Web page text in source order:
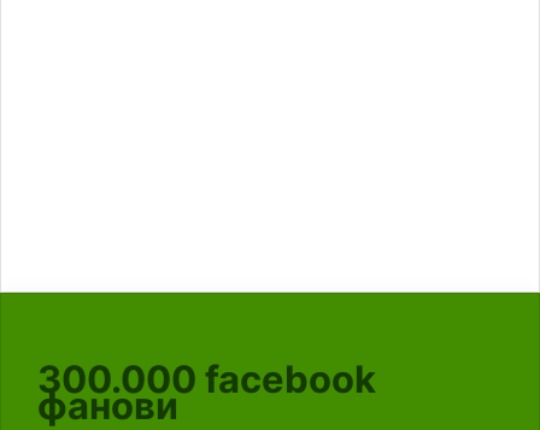
300.000 facebook
фанови